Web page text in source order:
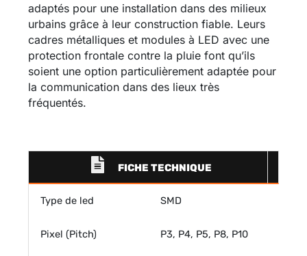
adaptés pour une installation dans des milieux
urbains grâce à leur construction fiable. Leurs
cadres métalliques et modules à LED avec une
protection frontale contre la pluie font qu’ils
soient une option particulièrement adaptée pour
la communication dans des lieux très
fréquentés.
FICHE TECHNIQUE
Type de led SMD
Pixel (Pitch) P3, P4, P5, P8, P10